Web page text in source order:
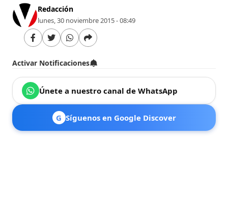
Redacción
lunes, 30 noviembre 2015 - 08:49
Activar Notificaciones
Únete a nuestro canal de WhatsApp
G Síguenos en Google Discover